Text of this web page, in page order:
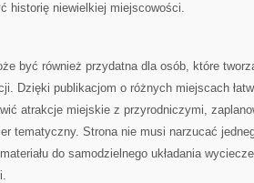
historię niewielkiej miejscowości.
być również przydatna dla osób, które
Dzięki publikacjom o różnych miejscach
atrakcje miejskie z przyrodniczymi,
tematyczny. Strona nie musi narzucać
do samodzielnego układania